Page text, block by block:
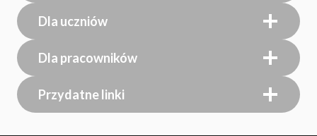
Dla uczniów
Dla pracowników
Przydatne linki